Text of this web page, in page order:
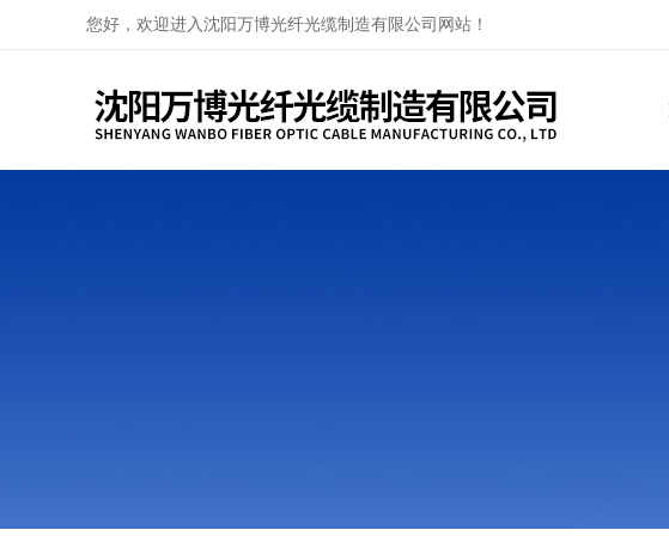
您好，欢迎进入沈阳万博光纤光缆制造有限公司网站！